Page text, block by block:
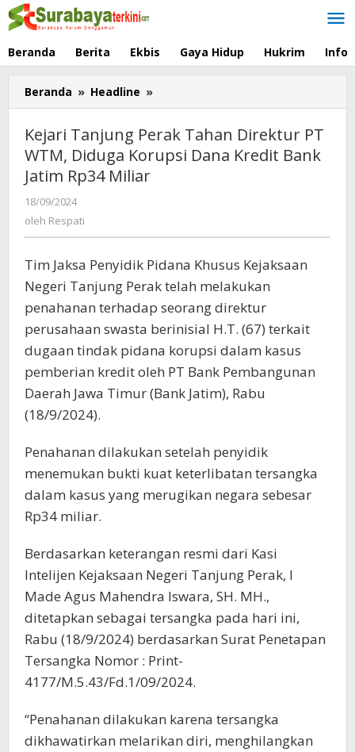
Lewati
ke
Beranda Berita Ekbis Gaya Hidup Hukrim Info
Beranda » Headline »
Tanjung
Perak
Tahan
Direktur
Dana
Kredit
Bank
Jatim
Rp34
Miliar
Kejari Tanjung Perak Tahan Direktur PT
WTM, Diduga Korupsi Dana Kredit Bank
Jatim Rp34 Miliar
18/09/2024
oleh Respati
Tim Jaksa Penyidik Pidana Khusus Kejaksaan
Negeri Tanjung Perak telah melakukan
penahanan terhadap seorang direktur
perusahaan swasta berinisial H.T. (67) terkait
dugaan tindak pidana korupsi dalam kasus
pemberian kredit oleh PT Bank Pembangunan
Daerah Jawa Timur (Bank Jatim), Rabu
(18/9/2024).
Penahanan dilakukan setelah penyidik
menemukan bukti kuat keterlibatan tersangka
dalam kasus yang merugikan negara sebesar
Rp34 miliar.
Berdasarkan keterangan resmi dari Kasi
Intelijen Kejaksaan Negeri Tanjung Perak, I
Made Agus Mahendra Iswara, SH. MH.,
ditetapkan sebagai tersangka pada hari ini,
Rabu (18/9/2024) berdasarkan Surat Penetapan
Tersangka Nomor : Print-
4177/M.5.43/Fd.1/09/2024.
“Penahanan dilakukan karena tersangka
dikhawatirkan melarikan diri, menghilangkan